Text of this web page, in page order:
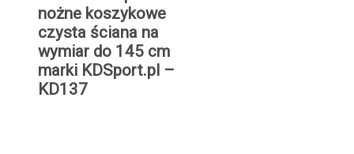
nożne koszykowe
czysta ściana na
wymiar do 145 cm
marki KDSport.pl –
KD137